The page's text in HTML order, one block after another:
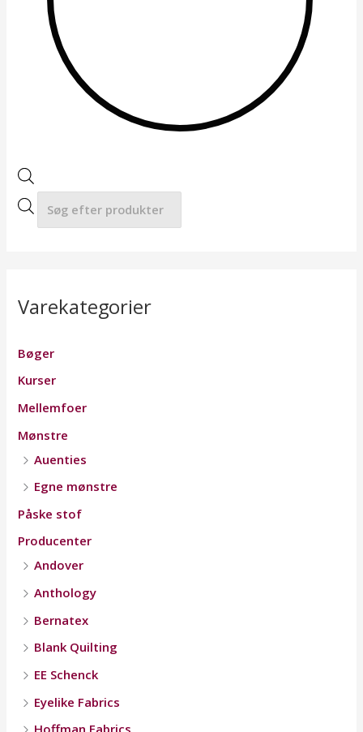
Varekategorier
Bøger
Kurser
Mellemfoer
Mønstre
Auenties
Egne mønstre
Påske stof
Producenter
Andover
Anthology
Bernatex
Blank Quilting
EE Schenck
Eyelike Fabrics